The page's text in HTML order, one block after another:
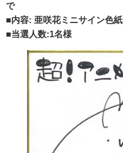
で
■内容: 亜咲花ミニサイン色紙
■当選人数:1名様